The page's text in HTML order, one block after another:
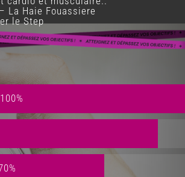
La Haie Fouassiere
le Step
100%